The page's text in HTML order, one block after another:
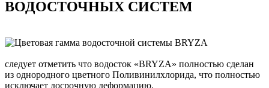
ВОДОСТОЧНЫХ СИСТЕМ
следует отметить что водосток «BRYZA» полностью сделан
из однородного цветного Поливинилхлорида, что полностью
исключает досрочную деформацию.